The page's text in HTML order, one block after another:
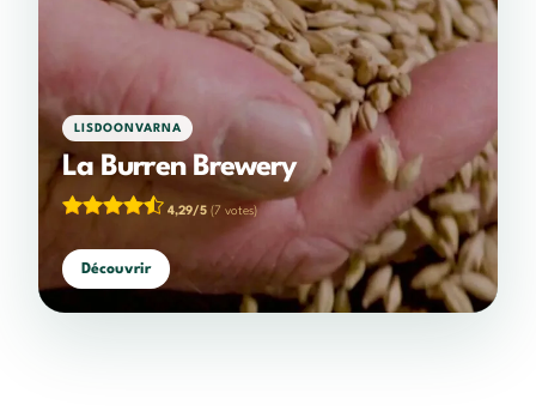
LISDOONVARNA
La Burren Brewery
4,29/5 (7 votes)
Découvrir